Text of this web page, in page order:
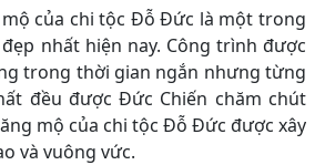
của chi tộc Đỗ Đức là một trong
nhất hiện nay. Công trình được
trong thời gian ngắn nhưng từng
đều được Đức Chiến chăm chút
mộ của chi tộc Đỗ Đức được xây
và vuông vức.